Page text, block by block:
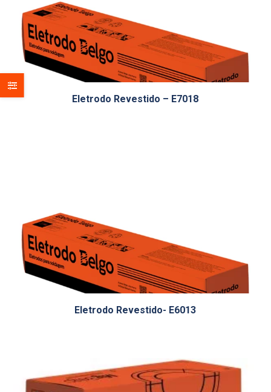
Eletrodo Revestido – E7018
Eletrodo Revestido- E6013